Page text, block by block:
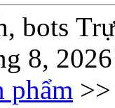
bots
8, 2026
phẩm